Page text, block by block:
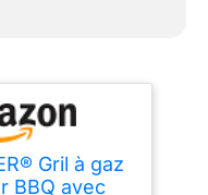
d'un éclairage
qui ajoute
fort
à votre
à
Gril à gaz
BBQ avec